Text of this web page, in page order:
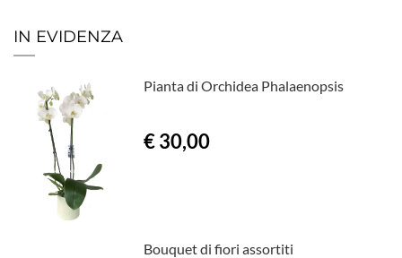
IN EVIDENZA
Pianta di Orchidea Phalaenopsis
€ 30,00
Bouquet di fiori assortiti